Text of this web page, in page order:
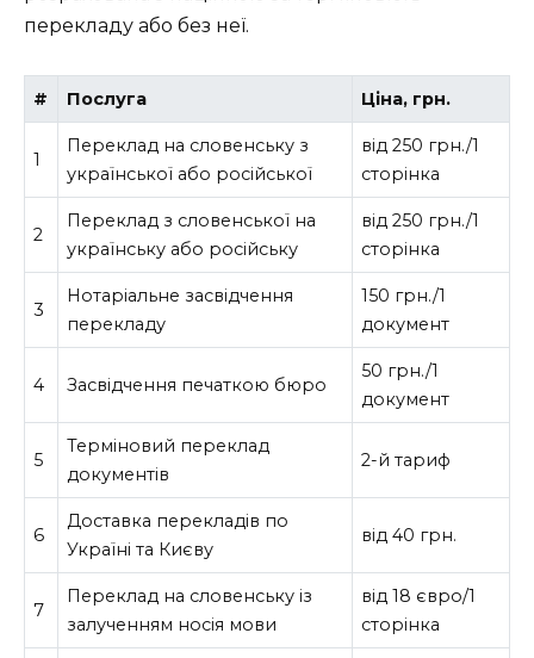
перекладу або без неї.
# Послуга Ціна, грн.
1
Переклад на словенську з
української або російської
від 250 грн./1
сторінка
2
Переклад з словенської на
українську або російську
від 250 грн./1
сторінка
3
Нотаріальне засвідчення
перекладу
150 грн./1
документ
4 Засвідчення печаткою бюро
50 грн./1
документ
5
Терміновий переклад
документів
2-й тариф
6
Доставка перекладів по
Україні та Києву
від 40 грн.
7
Переклад на словенську із
залученням носія мови
від 18 євро/1
сторінка